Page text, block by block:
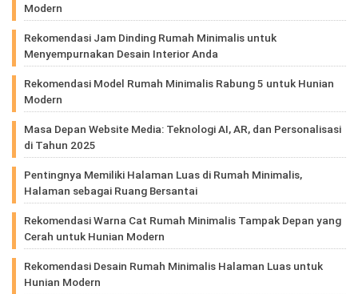
Modern
Rekomendasi Jam Dinding Rumah Minimalis untuk
Menyempurnakan Desain Interior Anda
Rekomendasi Model Rumah Minimalis Rabung 5 untuk Hunian
Modern
Masa Depan Website Media: Teknologi AI, AR, dan Personalisasi
di Tahun 2025
Pentingnya Memiliki Halaman Luas di Rumah Minimalis,
Halaman sebagai Ruang Bersantai
Rekomendasi Warna Cat Rumah Minimalis Tampak Depan yang
Cerah untuk Hunian Modern
Rekomendasi Desain Rumah Minimalis Halaman Luas untuk
Hunian Modern